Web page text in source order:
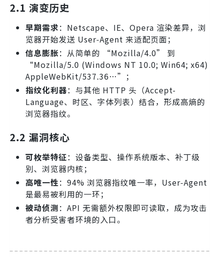
2.1 演变历史
早期需求：Netscape、IE、Opera 渲染差异，浏
览器开始发送 User‑Agent 来适配页面；
信息膨胀：从简单的 “Mozilla/4.0” 到
“Mozilla/5.0 (Windows NT 10.0; Win64; x64)
AppleWebKit/537.36…”；
指纹化利器：与其他 HTTP 头（Accept-
Language、时区、字体列表）结合，形成高熵的
浏览器指纹。
2.2 漏洞核心
可枚举特征：设备类型、操作系统版本、补丁级
别、浏览器内核；
高唯一性：94% 浏览器指纹唯一率，User‑Agent
是最易被利用的一环；
被动侦测：API 无需额外权限即可读取，成为攻击
者分析受害者环境的入口。